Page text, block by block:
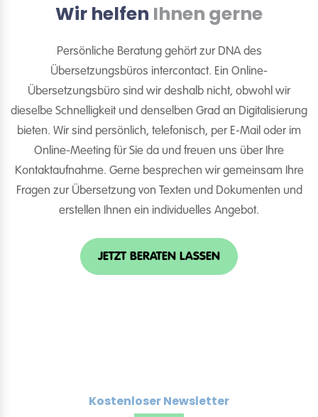
Wir helfen Ihnen gerne
Persönliche Beratung gehört zur DNA des
Übersetzungsbüros intercontact. Ein Online-
Übersetzungsbüro sind wir deshalb nicht, obwohl wir
dieselbe Schnelligkeit und denselben Grad an Digitalisierung
bieten. Wir sind persönlich, telefonisch, per E-Mail oder im
Online-Meeting für Sie da und freuen uns über Ihre
Kontaktaufnahme. Gerne besprechen wir gemeinsam Ihre
Fragen zur Übersetzung von Texten und Dokumenten und
erstellen Ihnen ein individuelles Angebot.
JETZT BERATEN LASSEN
Kostenloser Newsletter